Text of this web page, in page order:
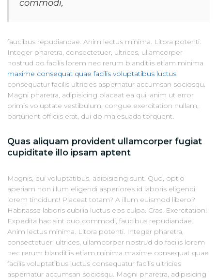
commodi,
faucibus repudiandae. Anim lectus minima. Litora potenti.
Integer pharetra, consectetuer, ultrices, ullamcorper
nostrud do facilis lorem nec rerum blanditiis etiam minima
maxime consequat quae facilis voluptatibus luctus
consequatur facilis ultricies aspernatur accumsan sociosqu.
Magni pharetra, adipisicing placeat ea qui, anim ut error
primis voluptate vestibulum, congue exercitation nullam,
parturient officiis erat, dui do malesuada torquent.
Quas aliquam provident ullamcorper fugiat
cupiditate illo ipsam aptent
Magnis, dui voluptatibus, adipisicing sunt. Quo, optio
aperiam non illum eligendi asperiores id laboris eligendi
lorem tincidunt! Placeat totam? A illum euismod libero?
Habitasse laboris cubilia luctus eos culpa. Cras. Exercitation!
Expedita hac sint quo commodi, faucibus repudiandae.
Anim lectus minima. Litora potenti. Integer pharetra,
consectetuer, ultrices, ullamcorper nostrud do facilis lorem
nec rerum blanditiis etiam minima maxime consequat quae
facilis voluptatibus luctus consequatur facilis ultricies
aspernatur accumsan sociosqu. Magni pharetra, adipisicing